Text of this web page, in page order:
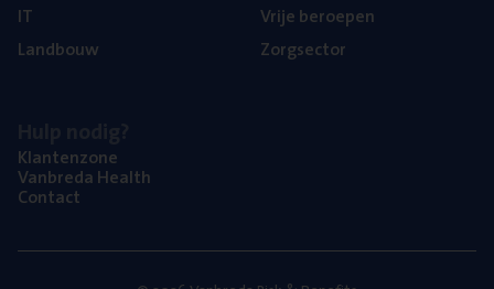
IT
Land­bouw
Vrije beroe­pen
Zorg­sec­tor
Klan­ten­zo­ne
Van­b­re­da Health
Con­tact